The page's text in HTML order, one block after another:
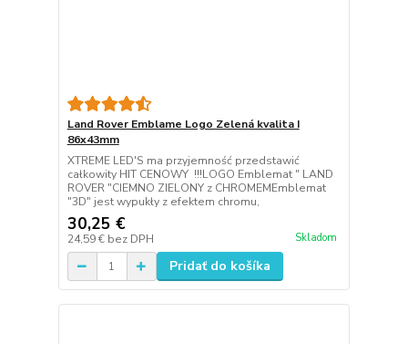
Land Rover Emblame Logo Zelená kvalita I
86x43mm
XTREME LED'S ma przyjemność przedstawić
całkowity HIT CENOWY !!!LOGO Emblemat " LAND
ROVER "CIEMNO ZIELONY z CHROMEMEmblemat
"3D" jest wypukły z efektem chromu,
30,25 €
24,59 € bez DPH Skladom
Pridať do košíka